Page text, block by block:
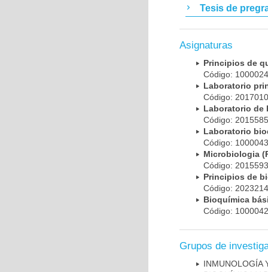
Tesis de
Asignaturas
Principios de
Código:
Laboratorio
Código:
Laboratorio de
Código:
Laboratorio
Código:
Microbiologia
Código:
Principios de
Código:
Bioquímica
Código:
Grupos de
INMUNOLOGÍA